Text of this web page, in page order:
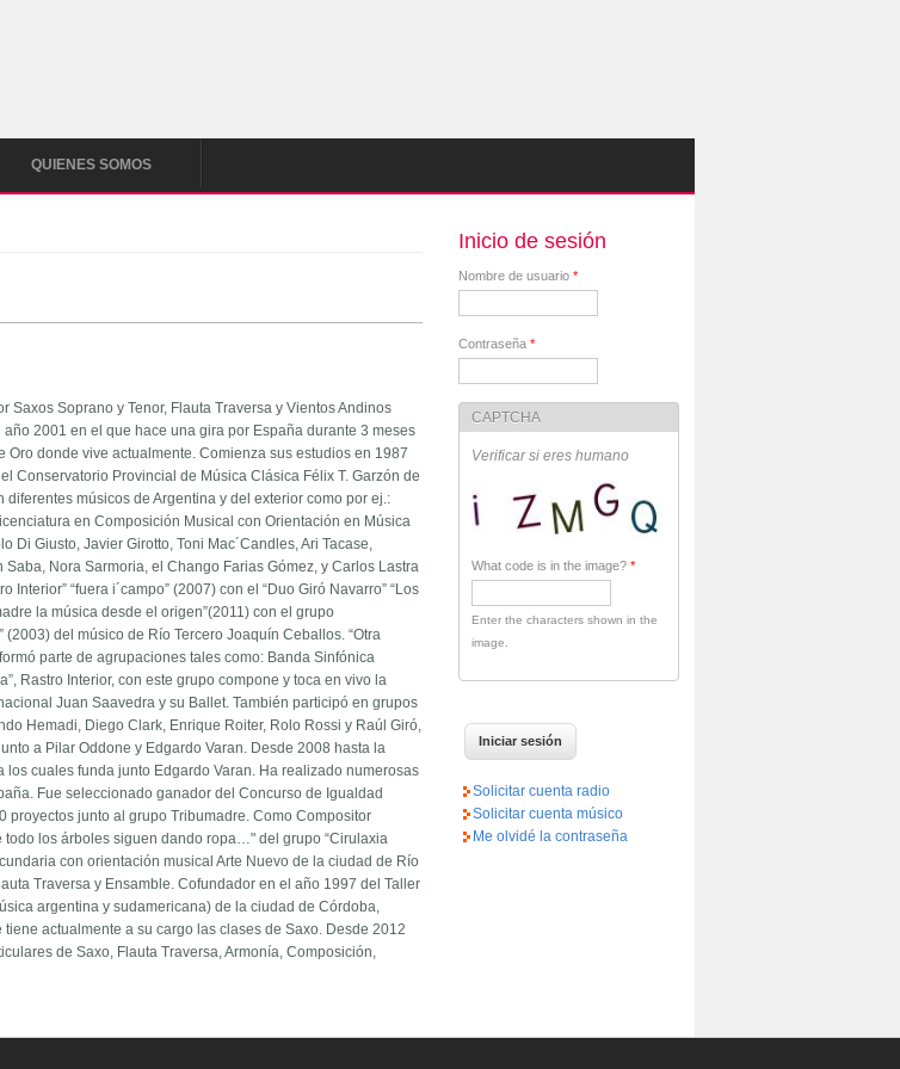
QUIENES SOMOS
Saxos Soprano y Tenor, Flauta Traversa y Vientos Andinos
2001 en el que hace una gira por España durante 3 meses
donde vive actualmente. Comienza sus estudios en 1987
Conservatorio Provincial de Música Clásica Félix T. Garzón de
músicos de Argentina y del exterior como por ej.:
en Composición Musical con Orientación en Música
Di Giusto, Javier Girotto, Toni Mac´Candles, Ari Tacase,
Nora Sarmoria, el Chango Farias Gómez, y Carlos Lastra
“fuera i´campo” (2007) con el “Duo Giró Navarro” “Los
la música desde el origen”(2011) con el grupo
(2003) del músico de Río Tercero Joaquín Ceballos. “Otra
parte de agrupaciones tales como: Banda Sinfónica
Rastro Interior, con este grupo compone y toca en vivo la
Juan Saavedra y su Ballet. También participó en grupos
Hemadi, Diego Clark, Enrique Roiter, Rolo Rossi y Raúl Giró,
a Pilar Oddone y Edgardo Varan. Desde 2008 hasta la
los cuales funda junto Edgardo Varan. Ha realizado numerosas
Fue seleccionado ganador del Concurso de Igualdad
junto al grupo Tribumadre. Como Compositor
todo los árboles siguen dando ropa…" del grupo “Cirulaxia
con orientación musical Arte Nuevo de la ciudad de Río
Traversa y Ensamble. Cofundador en el año 1997 del Taller
argentina y sudamericana) de la ciudad de Córdoba,
actualmente a su cargo las clases de Saxo. Desde 2012
de Saxo, Flauta Traversa, Armonía, Composición,
Inicio de sesión
Nombre de usuario *
Contraseña *
CAPTCHA
Verificar si eres humano
What code is in the image? *
Enter the characters shown in the
image.
Solicitar cuenta radio
Solicitar cuenta músico
Me olvidé la contraseña